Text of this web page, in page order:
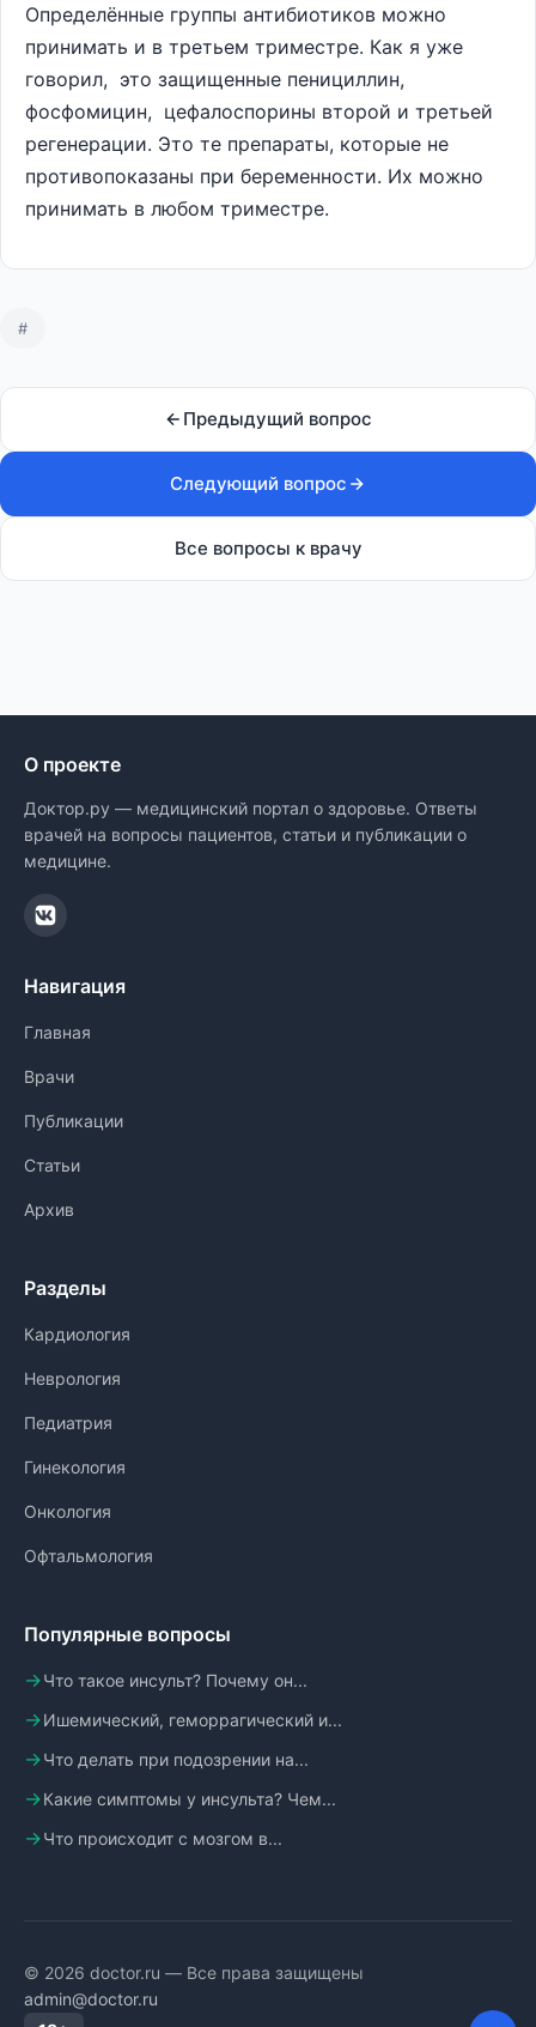
Определённые группы антибиотиков можно
принимать и в третьем триместре. Как я уже
говорил, это защищенные пенициллин,
фосфомицин, цефалоспорины второй и третьей
регенерации. Это те препараты, которые не
противопоказаны при беременности. Их можно
принимать в любом триместре.
#
Предыдущий вопрос
Следующий вопрос
Все вопросы к врачу
О проекте
Доктор.ру — медицинский портал о здоровье. Ответы
врачей на вопросы пациентов, статьи и публикации о
медицине.
Навигация
Главная
Врачи
Публикации
Статьи
Архив
Разделы
Кардиология
Неврология
Педиатрия
Гинекология
Онкология
Офтальмология
Популярные вопросы
Что такое инсульт? Почему он...
Ишемический, геморрагический и...
Что делать при подозрении на...
Какие симптомы у инсульта? Чем...
Что происходит с мозгом в...
© 2026 doctor.ru — Все права защищены
admin@doctor.ru